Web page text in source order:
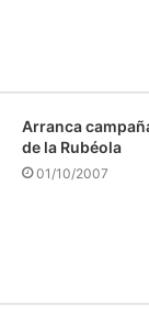
Arranca
de la Rubéola
01/10/2007